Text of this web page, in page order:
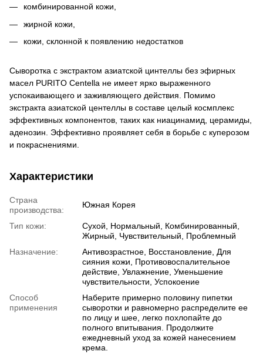
комбинированной кожи,
жирной кожи,
кожи, склонной к появлению недостатков
Сыворотка с экстрактом азиатской цинтеллы без эфирных
масел PURITO Centella не имеет ярко выраженного
успокаивающего и заживляющего действия. Помимо
экстракта азиатской центеллы в составе целый космплекс
эффективных компонентов, таких как ниацинамид, церамиды,
аденозин. Эффективно проявляет себя в борьбе с куперозом
и покраснениями.
Характеристики
Страна
производства:
Южная Корея
Тип кожи:
Сухой, Нормальный, Комбинированный,
Жирный, Чувствительный, Проблемный
Назначение:
Антивозрастное, Восстановление, Для
сияния кожи, Противовоспалительное
действие, Увлажнение, Уменьшение
чувствительности, Успокоение
Способ
применения
Наберите примерно половину пипетки
сыворотки и равномерно распределите ее
по лицу и шее, легко похлопайте до
полного впитывания. Продолжите
ежедневный уход за кожей нанесением
крема.